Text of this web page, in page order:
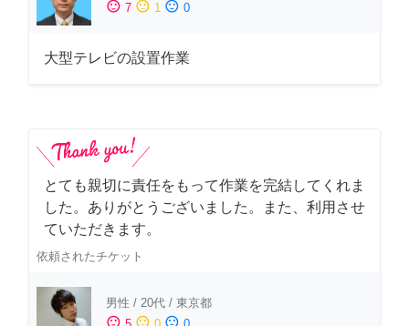
sentiment_satisfied 7 sentiment_neutral 1 sentiment_dissatisfied 0
大型テレビの設置作業
とても親切に責任をもって作業を完結してくれま
した。ありがとうございました。また、利用させ
ていただきます。
依頼されたチケット
男性 / 20代 / 東京都
sentiment_satisfied sentiment_neutral sentiment_dissatisfied